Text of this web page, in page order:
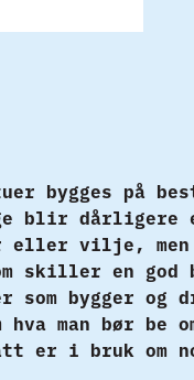
bygges på
blir
eller vilje,
skiller en
som bygger
man bør be
er i bruk om